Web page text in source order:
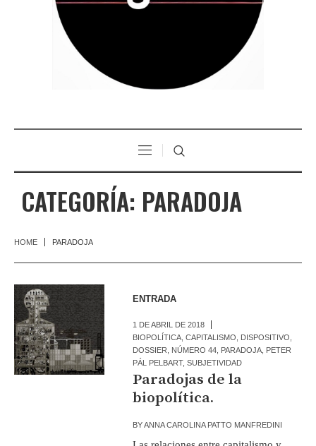
CATEGORÍA: PARADOJA
HOME PARADOJA
ENTRADA
1 DE ABRIL DE 2018
BIOPOLÍTICA ,CAPITALISMO DISPOSITIVO
DOSSIER
NÚMERO 44 PARADOJA PETER
PÁL PELBART,SUBJETIVIDAD
Paradojas de la
biopolítica.
BYANNA CAROLINA PATTO MANFREDINI